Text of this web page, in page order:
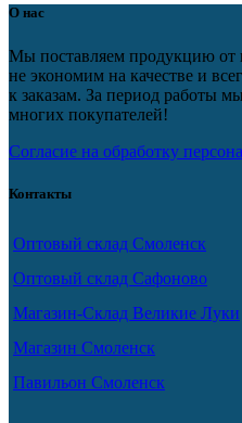
О нас
Мы поставляем продукцию от
не экономим на качестве и
к заказам. За период работы
многих покупателей!
Согласие на обработку
Контакты
Оптовый склад Смоленск
Оптовый склад Сафоново
Магазин-Склад Великие Луки
Магазин Смоленск
Павильон Смоленск